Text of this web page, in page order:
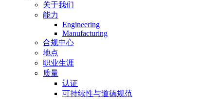
关于我们
能力
Engineering
Manufacturing
合规中心
地点
职业生涯
质量
认证
可持续性与道德规范